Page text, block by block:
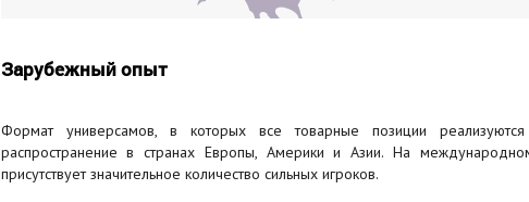
Зарубежный опыт
Формат универсамов, в которых все товарные позиции
распространение в странах Европы, Америки и Азии. На
присутствует значительное количество сильных игроков.